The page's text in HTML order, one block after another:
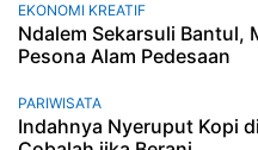
EKONOMI KREATIF
Ndalem Sekarsuli Bantul,
Pesona Alam Pedesaan
PARIWISATA
Indahnya Nyeruput Kopi